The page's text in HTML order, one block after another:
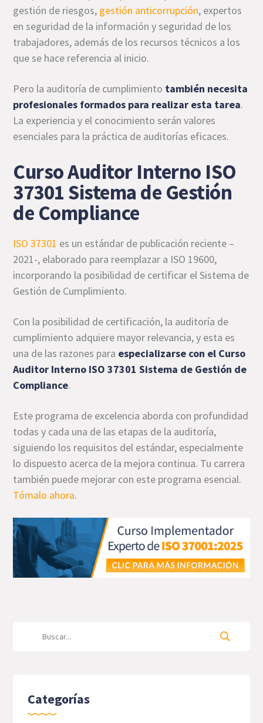
gestión de riesgos, gestión anticorrupción, expertos
en seguridad de la información y seguridad de los
trabajadores, además de los recursos técnicos a los
que se hace referencia al inicio.
Pero la auditoría de cumplimiento también necesita
profesionales formados para realizar esta tarea.
La experiencia y el conocimiento serán valores
esenciales para la práctica de auditorías eficaces.
Curso Auditor Interno ISO
37301 Sistema de Gestión
de Compliance
ISO 37301 es un estándar de publicación reciente –
2021-, elaborado para reemplazar a ISO 19600,
incorporando la posibilidad de certificar el Sistema de
Gestión de Cumplimiento.
Con la posibilidad de certificación, la auditoría de
cumplimiento adquiere mayor relevancia, y esta es
una de las razones para especializarse con el Curso
Auditor Interno ISO 37301 Sistema de Gestión de
Compliance.
Este programa de excelencia aborda con profundidad
todas y cada una de las etapas de la auditoría,
siguiendo los requisitos del estándar, especialmente
lo dispuesto acerca de la mejora continua. Tu carrera
también puede mejorar con este programa esencial.
Tómalo ahora.
Categorías